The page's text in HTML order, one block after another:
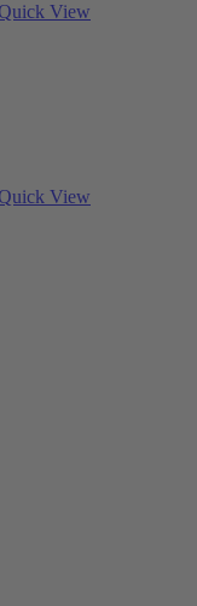
View
View